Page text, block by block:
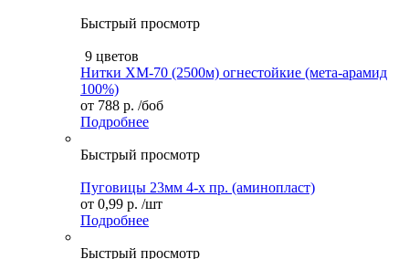
Быстрый просмотр
9 цветов
Нитки XM-70 (2500м) огнестойкие (мета-арамид
100%)
от 788 р. /боб
Подробнее
Быстрый просмотр
Пуговицы 23мм 4-х пр. (аминопласт)
от 0,99 р. /шт
Подробнее
Быстрый просмотр